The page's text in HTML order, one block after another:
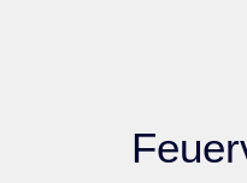
Über uns